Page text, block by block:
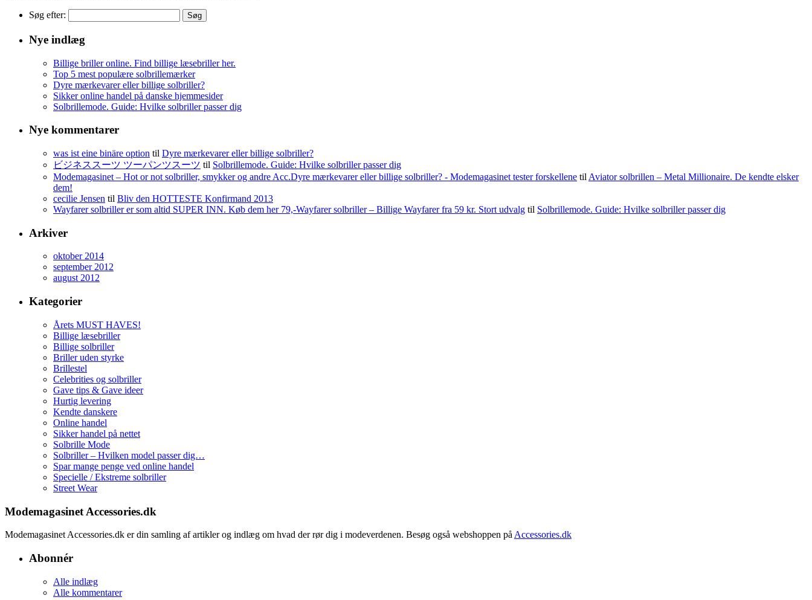
Søg efter:
Nye indlæg
Billige briller online. Find billige læsebriller her.
Top 5 mest populære solbrillemærker
Dyre mærkevarer eller billige solbriller?
Sikker online handel på danske hjemmesider
Solbrillemode. Guide: Hvilke solbriller passer dig
Nye kommentarer
was ist eine binäre option til Dyre mærkevarer eller billige solbriller?
ビジネススーツ ツーパンツスーツ til Solbrillemode. Guide: Hvilke solbriller passer dig
Modemagasinet – Hot or not solbriller, smykker og andre Acc.Dyre mærkevarer eller billige solbriller? - Modemagasinet tester forskellene til Aviator solbrillen – Metal Millionaire. De kendte elsker
dem!
cecilie Jensen til Bliv den HOTTESTE Konfirmand 2013
Wayfarer solbriller er som altid SUPER INN. Køb dem her 79,-Wayfarer solbriller – Billige Wayfarer fra 59 kr. Stort udvalg til Solbrillemode. Guide: Hvilke solbriller passer dig
Arkiver
oktober 2014
september 2012
august 2012
Kategorier
Årets MUST HAVES!
Billige læsebriller
Billige solbriller
Briller uden styrke
Brillestel
Celebrities og solbriller
Gave tips & Gave ideer
Hurtig levering
Kendte danskere
Online handel
Sikker handel på nettet
Solbrille Mode
Solbriller – Hvilken model passer dig…
Spar mange penge ved online handel
Specielle / Ekstreme solbriller
Street Wear
Modemagasinet Accessories.dk
Modemagasinet Accessories.dk er din samling af artikler og indlæg om hvad der rør dig i modeverdenen. Besøg også webshoppen på Accessories.dk
Abonnér
Alle indlæg
Alle kommentarer